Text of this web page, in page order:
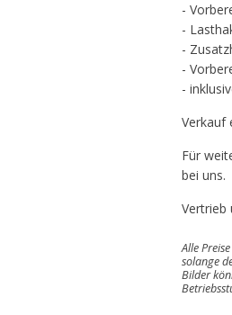
-
-
-
-
-
Verkauf
Für
bei uns.
Vertrieb
Alle
solange
Bilder